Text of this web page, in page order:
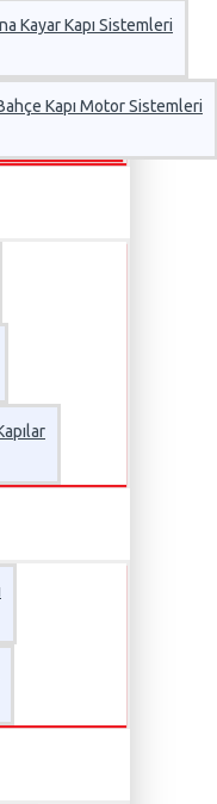
Kayar Kapı Sistemleri
Kapı Motor Sistemleri